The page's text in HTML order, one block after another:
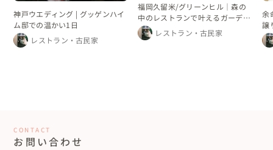
神戸ウエディング | グッゲンハイ
ム邸での温かい1日
レストラン・古民家
福岡久留米/グリーンヒル｜森の
中のレストランで叶えるガーデン
ウェディング
レストラン・古民家
余
譲
レ
CONTACT
お問い合わせ